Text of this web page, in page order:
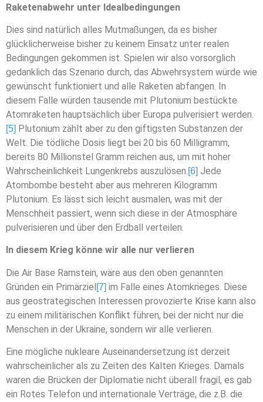
Raketenabwehr unter Idealbedingungen
Dies sind natürlich alles Mutmaßungen, da es bisher
glücklicherweise bisher zu keinem Einsatz unter realen
Bedingungen gekommen ist. Spielen wir also vorsorglich
gedanklich das Szenario durch, das Abwehrsystem würde wie
gewünscht funktioniert und alle Raketen abfangen. In
diesem Falle würden tausende mit Plutonium bestückte
Atomraketen hauptsächlich über Europa pulverisiert werden.
[5] Plutonium zählt aber zu den giftigsten Substanzen der
Welt. Die tödliche Dosis liegt bei 20 bis 60 Milligramm,
bereits 80 Millionstel Gramm reichen aus, um mit hoher
Wahrscheinlichkeit Lungenkrebs auszulösen.[6] Jede
Atombombe besteht aber aus mehreren Kilogramm
Plutonium. Es lässt sich leicht ausmalen, was mit der
Menschheit passiert, wenn sich diese in der Atmosphäre
pulverisieren und über den Erdball verteilen.
In diesem Krieg könne wir alle nur verlieren
Die Air Base Ramstein, wäre aus den oben genannten
Gründen ein Primärziel[7] im Falle eines Atomkrieges. Diese
aus geostrategischen Interessen provozierte Krise kann also
zu einem militärischen Konflikt führen, bei der nicht nur die
Menschen in der Ukraine, sondern wir alle verlieren.
Eine mögliche nukleare Auseinandersetzung ist derzeit
wahrscheinlicher als zu Zeiten des Kalten Krieges. Damals
waren die Brücken der Diplomatie nicht überall fragil, es gab
ein Rotes Telefon und internationale Verträge, die z.B. die